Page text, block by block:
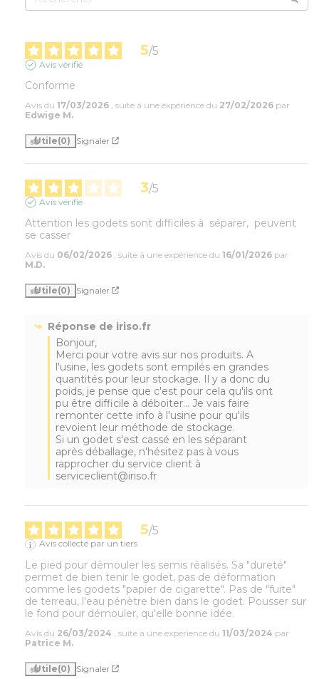
5/5
Avis vérifié
Conforme
Avis du 17/03/2026 , suite à une expérience du 27/02/2026 par
Edwige M.
Utile(0) Signaler
3/5
Avis vérifié
Attention les godets sont difficiles à  séparer,  peuvent
se casser
Avis du 06/02/2026 , suite à une expérience du 16/01/2026 par
M.D.
Utile(0) Signaler
Réponse de iriso.fr
Bonjour,
Merci pour votre avis sur nos produits. A
l'usine, les godets sont empilés en grandes
quantités pour leur stockage. Il y a donc du
poids, je pense que c'est pour cela qu'ils ont
pu être difficile à déboiter... Je vais faire
remonter cette info à l'usine pour qu'ils
revoient leur méthode de stockage.
Si un godet s'est cassé en les séparant
après déballage, n'hésitez pas à vous
rapprocher du service client à
serviceclient@iriso.fr
5/5
Avis collecté par un tiers
Le pied pour démouler les semis réalisés. Sa "dureté"
permet de bien tenir le godet, pas de déformation
comme les godets "papier de cigarette". Pas de "fuite"
de terreau, l'eau pénètre bien dans le godet. Pousser sur
le fond pour démouler, qu'elle bonne idée.
Avis du 26/03/2024 , suite à une expérience du 11/03/2024 par
Patrice M.
Utile(0) Signaler